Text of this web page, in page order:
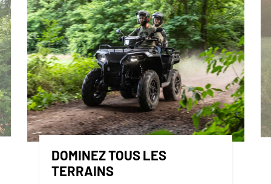
DOMINEZ TOUS LES
TERRAINS